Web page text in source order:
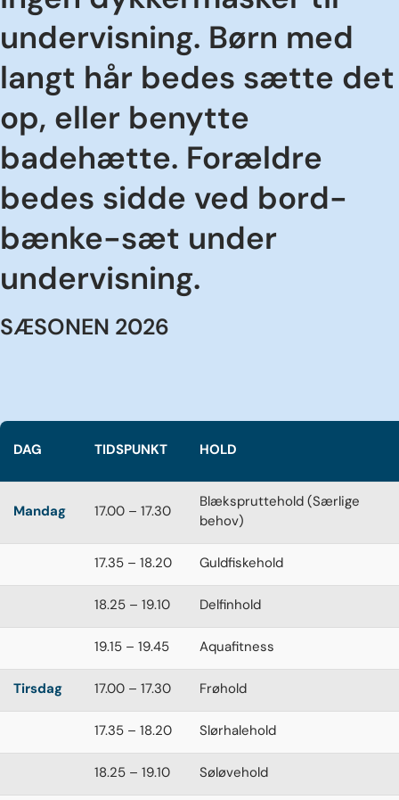
undervisning. Børn med
langt hår bedes sætte det
op, eller benytte
badehætte. Forældre
bedes sidde ved bord-
bænke-sæt under
undervisning.
SÆSONEN 2026
DAG TIDSPUNKT HOLD
Mandag 17.00 – 17.30
Blækspruttehold (Særlige
behov)
17.35 – 18.20 Guldfiskehold
18.25 – 19.10 Delfinhold
19.15 – 19.45 Aquafitness
Tirsdag 17.00 – 17.30 Frøhold
17.35 – 18.20 Slørhalehold
18.25 – 19.10 Søløvehold